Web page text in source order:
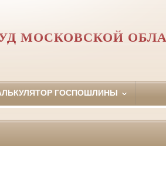
МОСКОВСКОЙ
ГОСПОШЛИНЫ